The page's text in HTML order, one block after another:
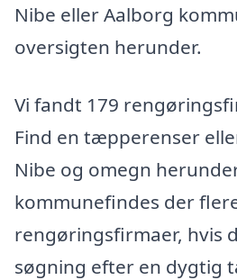
Nibe eller Aalborg
oversigten herunder.
Vi fandt 179
Find en tæpperenser
Nibe og omegn
kommunefindes der
rengøringsfirmaer, hvis
søgning efter en dygtig